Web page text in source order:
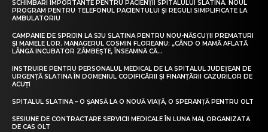
SCHIMBĂRI IMPORTANTE PENTRU PACIENȚII SPITALULUI SLATINA. NOUL
PROGRAM PENTRU TELEFONUL PACIENTULUI ȘI REGULI SIMPLIFICATE LA
AMBULATORIU
CAMPANIE DE SPRIJIN LA SJU SLATINA PENTRU NOU-NĂSCUȚII PREMATURI
ȘI MAMELE LOR. MANAGERUL COSMIN FLOREANU: „CÂND O MAMĂ AFLATĂ
LÂNGĂ INCUBATOR ZÂMBEȘTE, ÎNSEAMNĂ CĂ...
INSTRUIRE PENTRU PERSONALUL MEDICAL DE LA SPITALUL JUDEȚEAN DE
URGENȚĂ SLATINA ÎN DOMENIUL CODIFICĂRII ȘI FINANȚĂRII CAZURILOR DE
ACUȚI
SPITALUL SLATINA – O ȘANSĂ LA O NOUĂ VIAȚĂ, O SPERANȚĂ PENTRU OLT
SESIUNE DE CONTRACTARE SERVICII MEDICALE ÎN LUNA MAI, ORGANIZATĂ
DE CAS OLT